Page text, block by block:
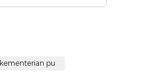
kementerian pu